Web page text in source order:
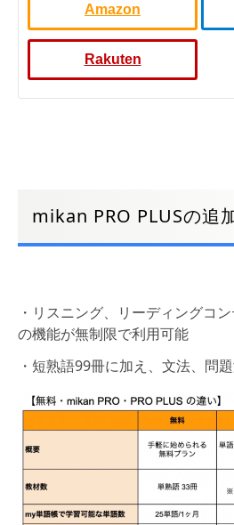
Amazon
Rakuten
mikan PRO PLUSの追
・リスニング、リーディングコ
の機能が無制限で利用可能
・短熟語99冊に加え、文法、問